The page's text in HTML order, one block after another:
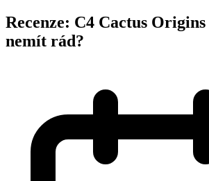
Recenze: C4 Cactus Origins
nemít rád?